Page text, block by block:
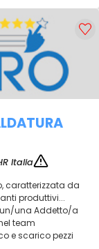
Italia
caratterizzata da
produttivi...
una Addetto/a
team
e scarico pezzi